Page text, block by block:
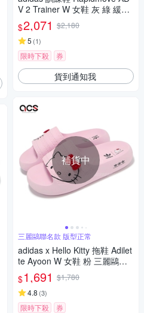
V 2 Trainer W 女鞋 灰 綠 緩震
運動鞋 愛迪達 IH5137
$2,071 $2,180
5 (1)
限時下殺 券
貨到通知我
補貨中
三麗鷗聯名款 版型正常
adidas x Hello Kitty 拖鞋 Adilet
te Ayoon W 女鞋 粉 三麗鷗聯
名款 愛迪達 IH2680
$1,691 $1,780
4.8 (3)
限時下殺 券